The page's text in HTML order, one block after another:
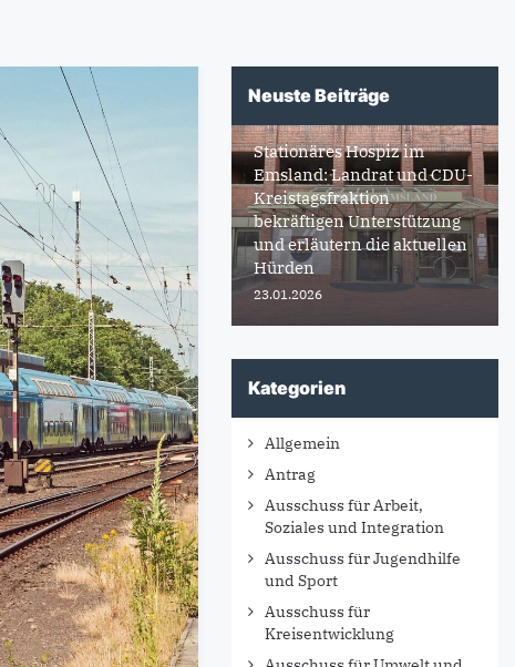
Neuste Beiträge
Stationäres Hospiz im
Emsland: Landrat und CDU-
Kreistagsfraktion
bekräftigen Unterstützung
und erläutern die aktuellen
Hürden
23.01.2026
Kategorien
Allgemein
Antrag
Ausschuss für Arbeit,
Soziales und Integration
Ausschuss für Jugendhilfe
und Sport
Ausschuss für
Kreisentwicklung